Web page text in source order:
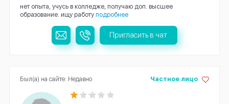
нет опыта, учусь в колледже, получаю доп. высшее
образование. ищу работу подробнее
Пригласить в чат
Частное лицо
Был(а) на сайте: Недавно